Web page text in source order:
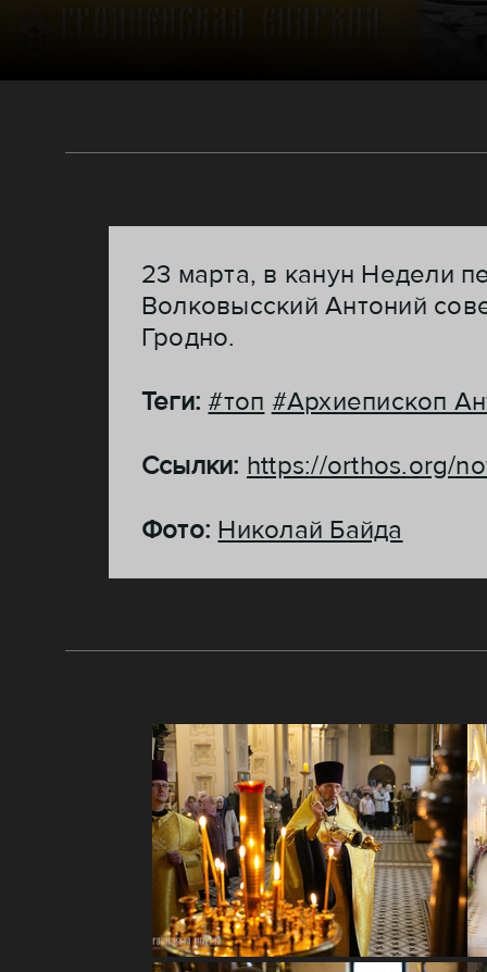
23 марта, в канун Недели
Волковысский Антоний
Гродно.
Теги:#топ #Архиепископ
Ссылки: https://orthos.org/
Фото: Николай Байда